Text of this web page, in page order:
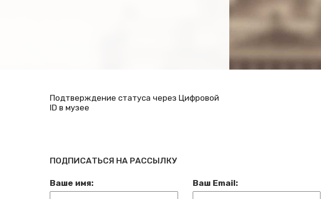
Подтверждение статуса через Цифровой
ID в музее
ПОДПИСАТЬСЯ НА РАССЫЛКУ
Ваше имя: Ваш Email: